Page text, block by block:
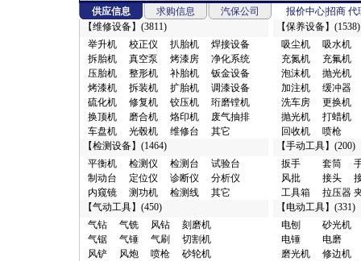
电磨/郑州市 1.8元
·焊接设备/郑州市 1.8元
喷枪/郑州市 1.8元
·配件附件/商丘市 10元
·电器仪表/广州市 10元
·缓冲器/郑州市 10元
·检漏仪/武汉市 10元
·发动机配件/廊坊市 10元
·转向配件/广州市 10元
·清洗设备/沧州市 10元
·传动配件/其它地区 10元
·车身附件/广州市 10元
·油水分离/廊坊市 10元
·风钻/廊坊市 10元
·上光剂/东莞市 10元
·行走配件/广州市 10元
·制动配件/广州市 10元
·检测仪/丰台区 10元
供应信息
求购信息 汽保公司 报价中心招商 代
【维修设备】(3811)
举升机
校正仪 扒胎机
焊接设备
拆胎机
真空泵 烤漆房
净化系统
压胎机
整形机 补胎机
钣金设备
烤漆机
拆装机 扩胎机
调漆设备
硫化机
修复机 铰压机
珩磨镗机
换顶机
磨合机 烙印机
废气抽排
车盘机
光毂机 维修台
其它
【检测设备】(1464)
平衡机
检测仪 检测台
试验台
制动台
定位仪 诊断仪
分析仪
内窥镜
测功机 检测线
其它
【气动工具】(450)
气钻
气铣 风钻
刻磨机
气锯
气锤 气刷
切割机
风铲
风炮 喷枪
砂轮机
【保养设备】(1538)
吸尘机
吸水机
充氮机
充氟机
泡沫机
抛光机
加注机
缓冲器
洗车房
更换机
抛光机
打蜡机
回收机
喷枪
【手动工具】(200)
扳手
套筒
风批
接头
工具箱
拉压器
【电动工具】(331)
电刨
砂光机
电锤
电磨
磨光机
修边机